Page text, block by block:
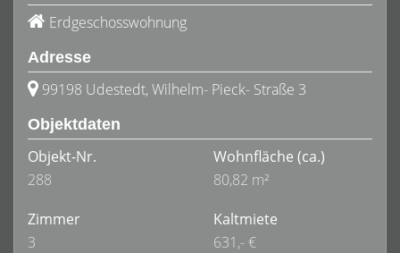
Erdgeschosswohnung
Adresse
99198 Udestedt, Wilhelm- Pieck- Straße 3
Objektdaten
Objekt-Nr.
288
Wohnfläche (ca.)
80,82 m²
Zimmer
3
Kaltmiete
631,- €